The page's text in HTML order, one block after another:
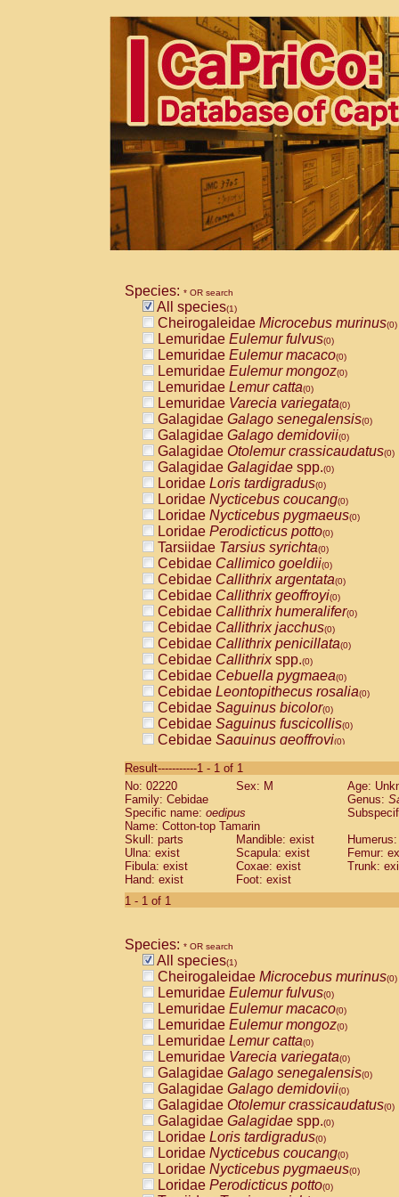
Species: * OR search
All species(1)
Cheirogaleidae Microcebus murinus(0)
Lemuridae Eulemur fulvus(0)
Lemuridae Eulemur macaco(0)
Lemuridae Eulemur mongoz(0)
Lemuridae Lemur catta(0)
Lemuridae Varecia variegata(0)
Galagidae Galago senegalensis(0)
Galagidae Galago demidovii(0)
Galagidae Otolemur crassicaudatus(0)
Galagidae Galagidae spp.(0)
Loridae Loris tardigradus(0)
Loridae Nycticebus coucang(0)
Loridae Nycticebus pygmaeus(0)
Loridae Perodicticus potto(0)
Tarsiidae Tarsius syrichta(0)
Cebidae Callimico goeldii(0)
Cebidae Callithrix argentata(0)
Cebidae Callithrix geoffroyi(0)
Cebidae Callithrix humeralifer(0)
Cebidae Callithrix jacchus(0)
Cebidae Callithrix penicillata(0)
Cebidae Callithrixspp.(0)
Cebidae Cebuella pygmaea(0)
Cebidae Leontopithecus rosalia(0)
Cebidae Saguinus bicolor(0)
Cebidae Saguinus fuscicollis(0)
Cebidae Saguinus geoffroyi(0)
CebidaeSaguinus labiatus(0)
Cebidae Saguinus leucopus (0)
Cebidae
CebidaeSaguinus mystax
Cebidae Saguinus nigricollis (0)
Cebidae Saguinus oedipus
Cebidae Saguinus weddelli
Cebidae Saguinusspp.
Cebidae
CebidaeCebus capucinus
CebidaeCebus nigrivittatus
CebidaeCebus spp.(0)
CebidaeSaimiri boliviensis(0)
CebidaeSaimiri sciureus(0)
AtelidaeAlouatta caraya(0)
AtelidaeAlouatta fusca(0)
AtelidaeAlouatta seniculus(0)
AtelidaeAlouattaspp.(0)
AtelidaeAteles belzebuth(0)
AtelidaeAteles geoffroyi(0)
AtelidaeAteles paniscus(0)
AtelidaeAtelesspp.(0)
AtelidaeLagothrix lagothricha(0)
AtelidaeLagothrix lagothricha cana
PitheciidaeCacajao calvus
Result-----------1 - 1 of 1
No: 02220
Sex: M
Age:
Family: Cebidae
Genus:
Specific name: oedipus
Name: Cotton-top Tamarin
Skull: parts
Mandible: exist
Ulna: exist
Scapula: exist
Femur:
Fibula: exist
Coxae: exist
Trunk:
Hand: exist
Foot: exist
1 - 1 of 1
Species: * OR search
All species(1)
Cheirogaleidae Microcebus murinus(0)
Lemuridae Eulemur fulvus(0)
Lemuridae Eulemur macaco(0)
Lemuridae Eulemur mongoz(0)
Lemuridae Lemur catta(0)
Lemuridae Varecia variegata(0)
Galagidae Galago senegalensis(0)
Galagidae Galago demidovii(0)
Galagidae Otolemur crassicaudatus(0)
Galagidae Galagidae spp.(0)
Loridae Loris tardigradus(0)
Loridae Nycticebus coucang(0)
Loridae Nycticebus pygmaeus(0)
Loridae Perodicticus potto(0)